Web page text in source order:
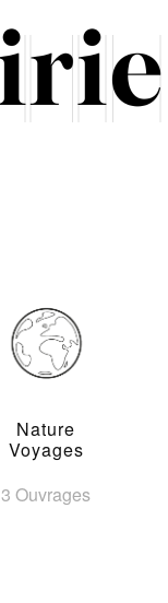
Nature
Voyages
3 Ouvrages